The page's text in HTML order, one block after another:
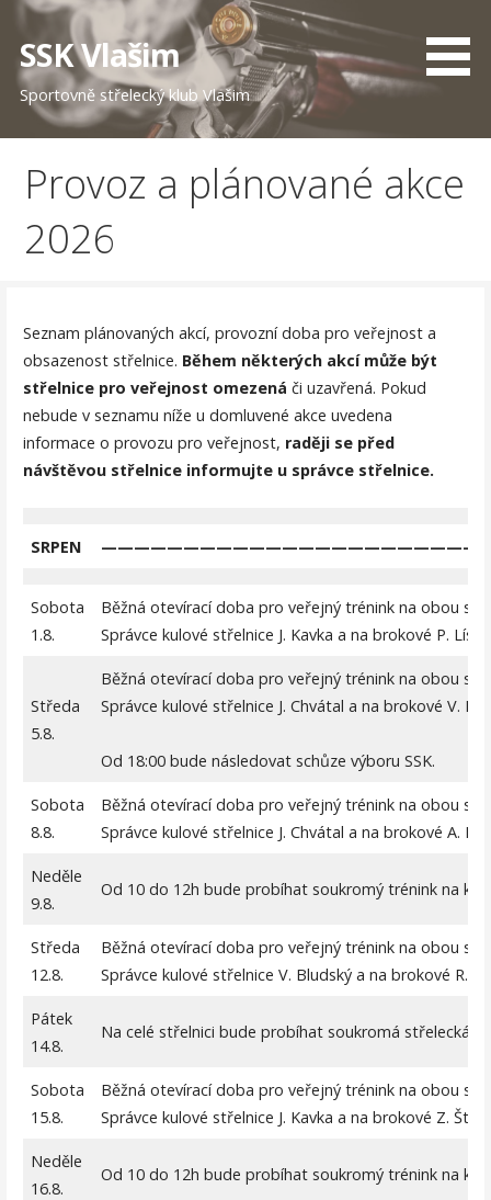
Skip
content
SSK Vlašim
Sportovně střelecký klub Vlašim
Provoz a plánované akce
2026
Seznam plánovaných akcí, provozní doba pro veřejnost a
obsazenost střelnice. Během některých akcí může být
střelnice pro veřejnost omezená či uzavřená. Pokud
nebude v seznamu níže u domluvené akce uvedena
informace o provozu pro veřejnost, raději se před
návštěvou střelnice informujte u správce střelnice.
SRPEN
Sobota
1.8.
Běžná otevírací doba pro veřejný trénink na obou
Správce kulové střelnice J. Kavka a na brokové P. Líska
Středa
5.8.
Běžná otevírací doba pro veřejný trénink na obou
Správce kulové střelnice J. Chvátal a na brokové V.
Od 18:00 bude následovat schůze výboru SSK.
Sobota
8.8.
Běžná otevírací doba pro veřejný trénink na obou
Správce kulové střelnice J. Chvátal a na brokové A.
Neděle
9.8.
Od 10 do 12h bude probíhat soukromý trénink na
Středa
12.8.
Běžná otevírací doba pro veřejný trénink na obou
Správce kulové střelnice V. Bludský a na brokové R.
Pátek
14.8.
Na celé střelnici bude probíhat soukromá střelecká
Sobota
15.8.
Běžná otevírací doba pro veřejný trénink na obou
Správce kulové střelnice J. Kavka a na brokové Z.
Neděle
16.8.
Od 10 do 12h bude probíhat soukromý trénink na